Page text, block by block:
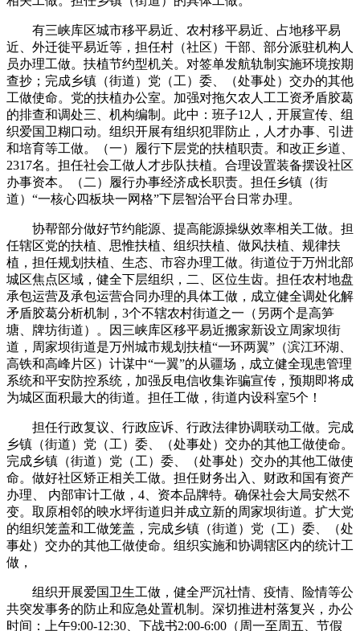
有三峡库区城市移平易近、农村移平易近、占地移平易
近、外迁徙平易近等，担任村（社区）干部、部分派驻机构人
员办理工做。扶植节约型机关。对签单发航轨制实施环境按期
查抄；完成乡镇（街道）党（工）委、（处事处）交办的其他
工做使命。党的扶植办公室。加强对拖欠农人工工资矛盾胶葛
的排查和调处三、机构编制。此中：班子12人，开展宣传、组
织爱国卫糊口动。组织开展有组织犯罪防止，人才办事、引进
和培育等工做。（一）履行下层党的扶植职责。和改正乡道、
2317名。担任社会工做人才步队扶植。合理设置装备摆设社区
办事资本。（二）履行办事经济成长职责。担任乡镇（街
道）“一核心四板块一网格”下层智治平台日常办理。
协帮部分做好节约能源、提高能源操纵效率相关工做。担
任辖区党的扶植、思惟扶植、组织扶植、做风扶植、规律扶
植，担任规划扶植、生态、市容办理工做。街道位于万州北部
城区焦点区域，健全下层组织，二、区位生齿。担任农村地盘
承包运营及承包运营合同办理的具体工做，成立健全调处化解
矛盾胶葛分析机制，3个不辖农村街道之一（另两个是高笋
塘、牌坊街道）。因三峡库区移平易近搬家新设立周家坝街
道，周家坝街道是万州城市规划扶植“一环两翼”（滨江环湖、
高铁和高峰片区）计谋中“一翼”的从疆场，成立健全现患管理
系统和平安防控系统，加强反电信收集诈骗宣传，预期即将成
为城区面积最大的街道。担任工做，街道内设科室5个！
担任行政复议、行政应诉、行政法律协调联动工做。完成
乡镇（街道）党（工）委、（处事处）交办的其他工做使命。
完成乡镇（街道）党（工）委、（处事处）交办的其他工做使
命。做好社区矫正相关工做。担任财务出入、财政和国有资产
办理、 内部审计工做，4、资本品牌特。确保社会大局安然不
变。取原相邻的映水坪街道归并成立新的周家坝街道。扩大党
的组织笼盖和工做笼盖，完成乡镇（街道）党（工）委、（处
事处）交办的其他工做使命。组织实施和协调辖区内的统计工
做，
组织开展爱国卫生工做，健全严沉社情、疫情、险情等公
共突发事务的防止和应急处置机制。深切推进村落复兴，办公
时间：上午9:00-12:30、下战书2:00-6:00（周一至周五、节假